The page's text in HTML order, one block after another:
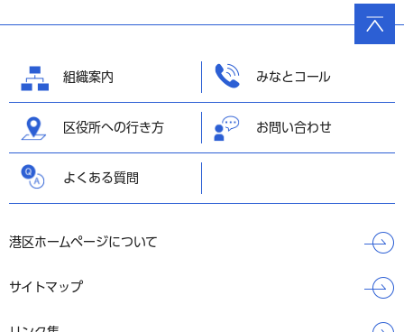
組織案内 みなとコール
区役所への行き方 お問い合わせ
よくある質問
港区ホームページについて
サイトマップ
ページ
の先頭